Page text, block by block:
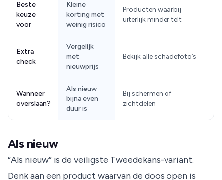
Beste
keuze
voor
Kleine
korting met
weinig risico
Producten waarbij
uiterlijk minder telt
Extra
check
Vergelijk
met
nieuwprijs
Bekijk alle schadefoto’s
Wanneer
overslaan?
Als nieuw
bijna even
duur is
Bij schermen of
zichtdelen
Als nieuw
“Als nieuw” is de veiligste Tweedekans-variant.
Denk aan een product waarvan de doos open is